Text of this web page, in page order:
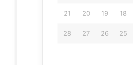
18
19
20
21
25
26
27
28